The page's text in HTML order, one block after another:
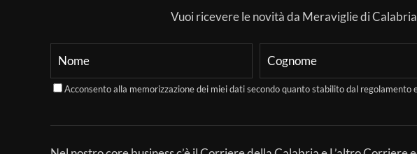
Vuoi ricevere le novità da Meraviglie di
Acconsento alla memorizzazione dei miei dati secondo quanto stabilito dal